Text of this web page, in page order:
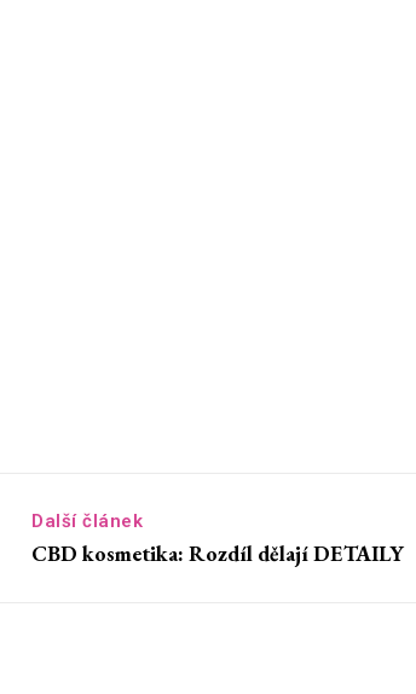
Další článek
CBD kosmetika: Rozdíl dělají DETAILY